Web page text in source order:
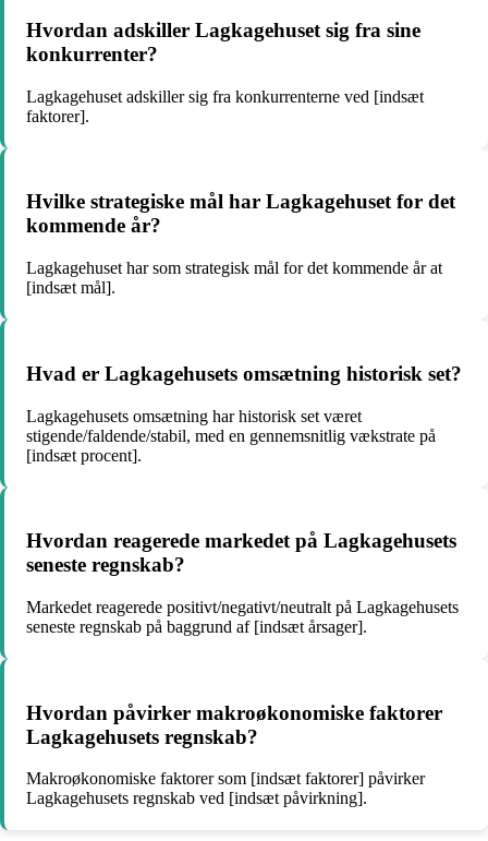
Hvordan adskiller Lagkagehuset sig fra sine
konkurrenter?
Lagkagehuset adskiller sig fra konkurrenterne ved [indsæt
faktorer].
Hvilke strategiske mål har Lagkagehuset for det
kommende år?
Lagkagehuset har som strategisk mål for det kommende år at
[indsæt mål].
Hvad er Lagkagehusets omsætning historisk set?
Lagkagehusets omsætning har historisk set været
stigende/faldende/stabil, med en gennemsnitlig vækstrate på
[indsæt procent].
Hvordan reagerede markedet på Lagkagehusets
seneste regnskab?
Markedet reagerede positivt/negativt/neutralt på Lagkagehusets
seneste regnskab på baggrund af [indsæt årsager].
Hvordan påvirker makroøkonomiske faktorer
Lagkagehusets regnskab?
Makroøkonomiske faktorer som [indsæt faktorer] påvirker
Lagkagehusets regnskab ved [indsæt påvirkning].